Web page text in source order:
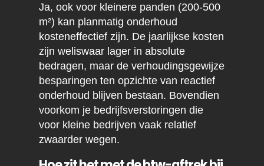
Ja, ook voor kleinere panden (200-500
m²) kan planmatig onderhoud
kosteneffectief zijn. De jaarlijkse kosten
zijn weliswaar lager in absolute
bedragen, maar de verhoudingsgewijze
besparingen ten opzichte van reactief
onderhoud blijven bestaan. Bovendien
voorkom je bedrijfsverstoringen die
voor kleine bedrijven vaak relatief
zwaarder wegen.